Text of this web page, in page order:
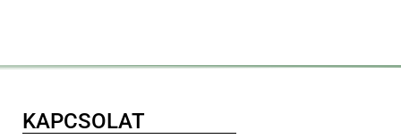
KAPCSOLAT